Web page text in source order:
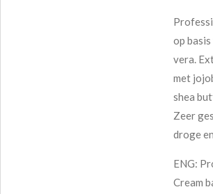
op
vera.
met
shea
Zeer
droge
ENG:
Cream